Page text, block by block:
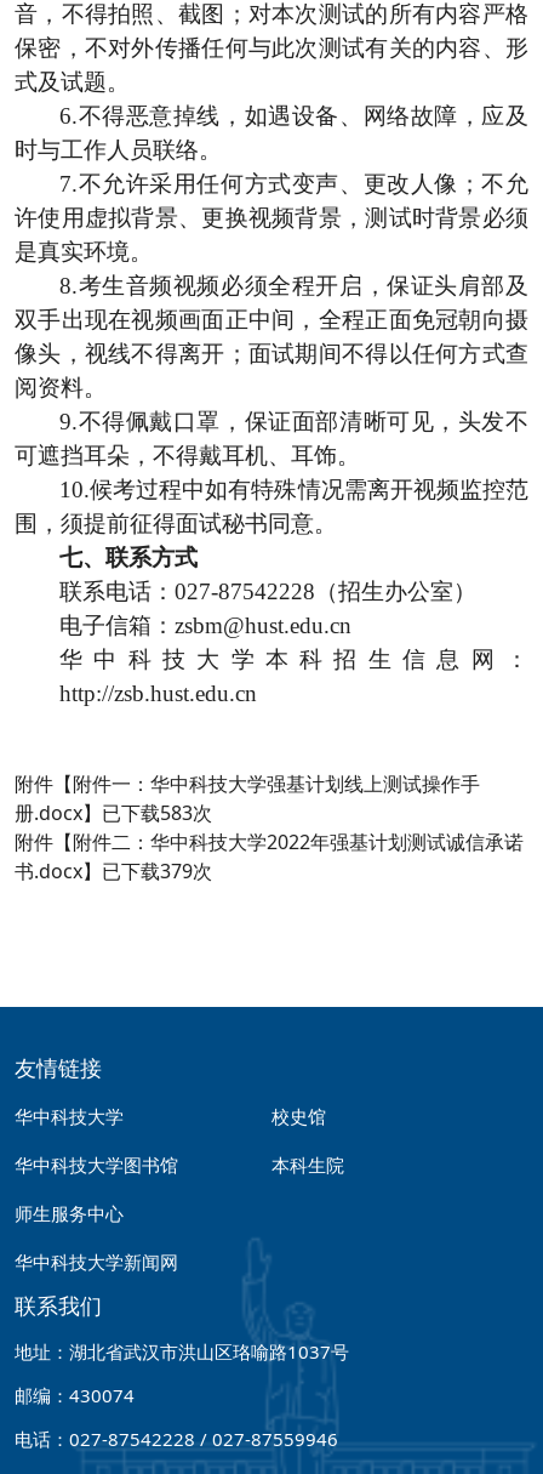
音，不得拍照、截图；对本次测试的所有内容严格
保密，不对外传播任何与此次测试有关的内容、形
式及试题。
6.不得恶意掉线，如遇设备、网络故障，应及
时与工作人员联络。
7.不允许采用任何方式变声、更改人像；不允
许使用虚拟背景、更换视频背景，测试时背景必须
是真实环境。
8.考生音频视频必须全程开启，保证头肩部及
双手出现在视频画面正中间，全程正面免冠朝向摄
像头，视线不得离开；面试期间不得以任何方式查
阅资料。
9.不得佩戴口罩，保证面部清晰可见，头发不
可遮挡耳朵，不得戴耳机、耳饰。
10.候考过程中如有特殊情况需离开视频监控范
围，须提前征得面试秘书同意。
七、 联系方式
联系电话： 027-87542228 （招生办公室）
电子信箱： zsbm@hust.edu.cn
华中科技大学本科招生信息网：
http://zsb.hust.edu.cn
附件【附件一：华中科技大学强基计划线上测试操作手
册.docx】已下载583次
附件【附件二：华中科技大学2022年强基计划测试诚信承诺
书.docx】已下载379次
友情链接
华中科技大学
华中科技大学图书馆
师生服务中心
华中科技大学新闻网
校史馆
本科生院
联系我们
地址：湖北省武汉市洪山区珞喻路1037号
邮编：430074
电话：027-87542228 / 027-87559946